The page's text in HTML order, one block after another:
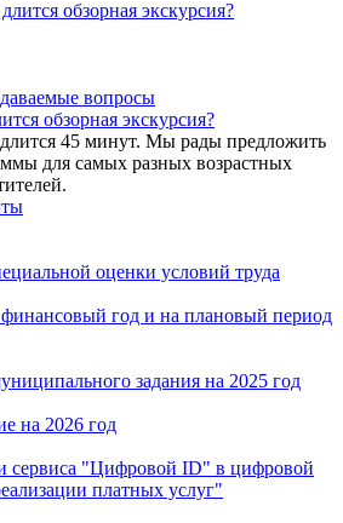
вопросы
обзорная экскурсия?
45 минут. Мы рады предложить
для самых разных возрастных
оценки условий труда
год и на плановый период
задания на 2025 год
на 2026 год
сервиса "Цифровой ID" в цифровой
платных услуг"